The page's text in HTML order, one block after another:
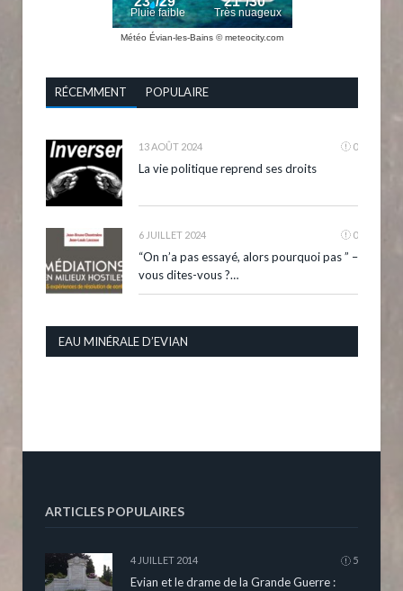
Météo Évian-les-Bains © meteocity.com
RÉCEMMENT POPULAIRE
13 AOÛT 2024 0
La vie politique reprend ses droits
6 JUILLET 2024 0
“On n’a pas essayé, alors pourquoi pas ” –
vous dites-vous ?…
EAU MINÉRALE D’EVIAN
ARTICLES POPULAIRES
4 JUILLET 2014 5
Evian et le drame de la Grande Guerre :